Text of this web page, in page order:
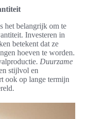
het belangrijk om te
Investeren in
betekent dat ze
hoeven te worden.
Duurzame
stijlvol en
ook op lange termijn